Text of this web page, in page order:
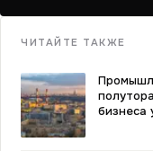
ЧИТАЙТЕ ТАКЖЕ
бизнеса